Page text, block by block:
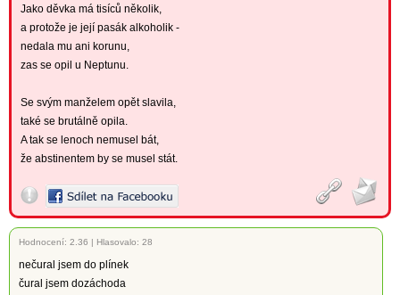
Jako děvka má tisíců několik,
a protože je její pasák alkoholik -
nedala mu ani korunu,
zas se opil u Neptunu.
Se svým manželem opět slavila,
také se brutálně opila.
A tak se lenoch nemusel bát,
že abstinentem by se musel stát.
Hodnocení: 2.36 | Hlasovalo: 28
nečural jsem do plínek
čural jsem dozáchoda